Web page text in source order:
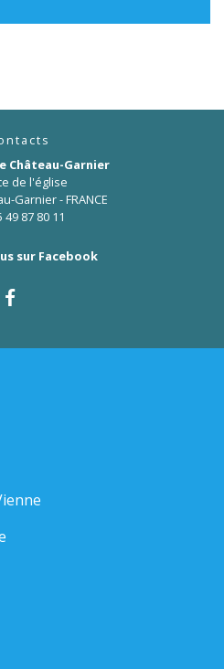
Château-Garnier
de l'église
Garnier - FRANCE
49 87 80 11
sur Facebook